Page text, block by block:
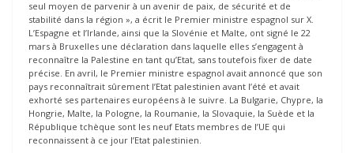
seul moyen de parvenir à un avenir de paix, de sécurité et de
stabilité dans la région », a écrit le Premier ministre espagnol sur X.
L’Espagne et l’Irlande, ainsi que la Slovénie et Malte, ont signé le 22
mars à Bruxelles une déclaration dans laquelle elles s’engagent à
reconnaître la Palestine en tant qu’Etat, sans toutefois fixer de date
précise. En avril, le Premier ministre espagnol avait annoncé que son
pays reconnaîtrait sûrement l’Etat palestinien avant l’été et avait
exhorté ses partenaires européens à le suivre. La Bulgarie, Chypre, la
Hongrie, Malte, la Pologne, la Roumanie, la Slovaquie, la Suède et la
République tchèque sont les neuf Etats membres de l’UE qui
reconnaissent à ce jour l’Etat palestinien.